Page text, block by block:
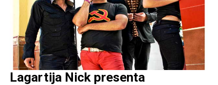
Lagartija Nick presenta